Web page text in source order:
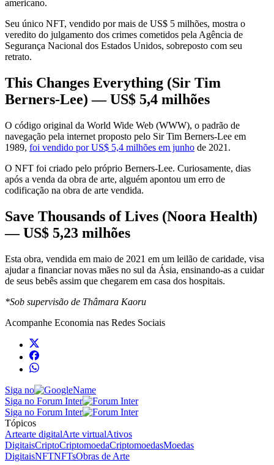
americano.
Seu único NFT, vendido por mais de US$ 5 milhões, mostra o
veredito do julgamento dos crimes cometidos pela Agência de
Segurança Nacional dos Estados Unidos, sobreposto com seu
retrato.
This Changes Everything (Sir Tim
Berners-Lee) — US$ 5,4 milhões
O código original da World Wide Web (WWW), o padrão de
navegação pela internet proposto pelo Sir Tim Berners-Lee em
1989, foi vendido por US$ 5,4 milhões em junho de 2021.
O NFT foi criado pelo próprio Berners-Lee. Curiosamente, dias
após a venda da obra de arte, alguém apontou um erro de
codificação na obra de arte vendida.
Save Thousands of Lives (Noora Health)
— US$ 5,23 milhões
Esta obra, vendida em maio de 2021 em um leilão de caridade, visa
ajudar a financiar novas mães no sul da Ásia, ensinando-as a cuidar
de seus bebês assim que chegarem em casa dos hospitais.
*Sob supervisão de Thâmara Kaoru
Acompanhe Economia nas Redes Sociais
Siga no
Siga no Forum Inter
Siga no Forum Inter
Tópicos
Artearte digitalArte virtualAtivos
DigitaisCriptoCriptomoedaCriptomoedasMoedas
DigitaisNFTNFTsObras de Arte